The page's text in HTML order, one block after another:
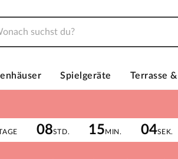
Spielgeräte Terrasse
08STD. 15MIN. 04SEK.